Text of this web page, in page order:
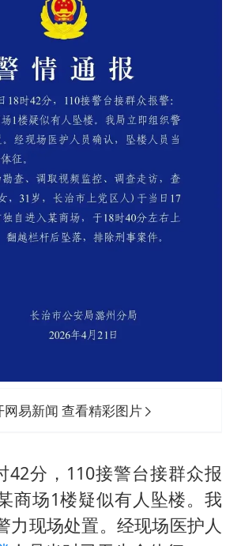
“中国游”持续带火“中国购”
你常吃的兰州拉面要改名了
网易新闻 查看精彩图片
42分，110接警台接群众报
商场1楼疑似有人坠楼。我
力现场处置。经现场医护人